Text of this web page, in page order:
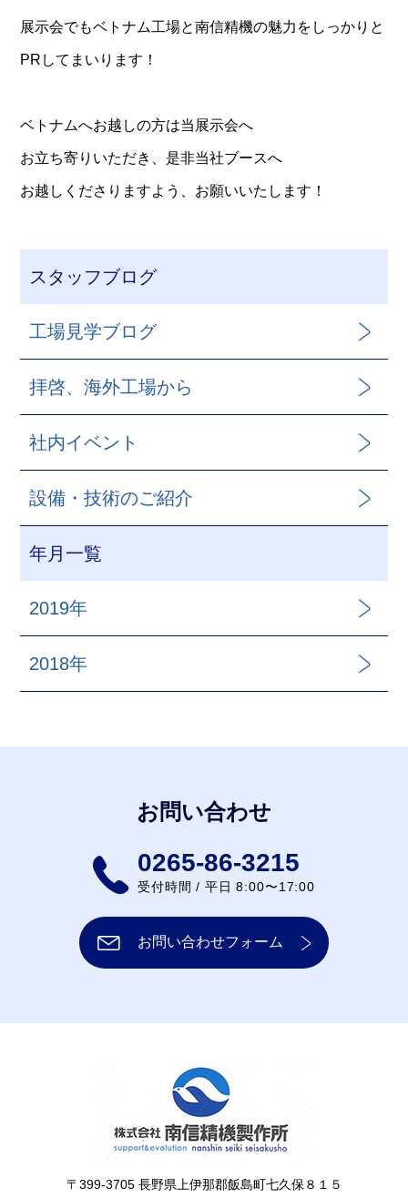
展示会でもベトナム工場と南信精機の魅力をしっかりと
PRしてまいります！
ベトナムへお越しの方は当展示会へ
お立ち寄りいただき、是非当社ブースへ
お越しくださりますよう、お願いいたします！
スタッフブログ
工場見学ブログ
拝啓、海外工場から
社内イベント
設備・技術のご紹介
年月一覧
2019年
2018年
お問い合わせ
0265-86-3215
受付時間 / 平日 8:00〜17:00
お問い合わせフォーム
〒399-3705 長野県上伊那郡飯島町七久保８１５